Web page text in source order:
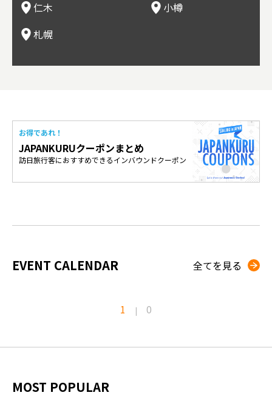
とをできるとして注目されている。
仁木
小樽
札幌
お得であれ！
JAPANKURUクーポンまとめ
訪日旅行客におすすめできるインバウンドクーポン
EVENT CALENDAR 全てを見る
1 | 0
MOST POPULAR